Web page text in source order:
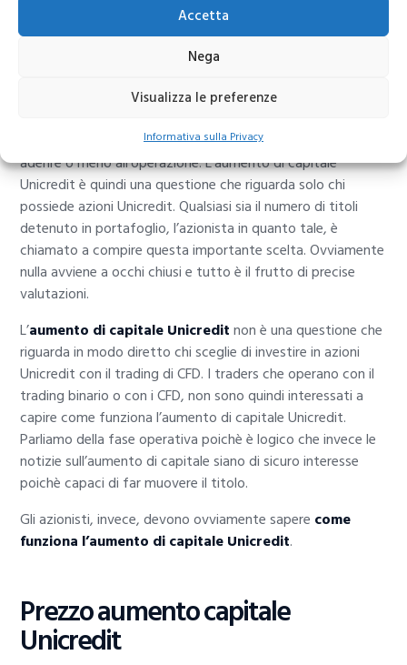
Accetta
Nega
Visualizza le preferenze
Informativa sulla Privacy
, ciascun azionista è lasciato libero di decidere se
aderire o meno all’operazione. L’aumento di capitale
Unicredit è quindi una questione che riguarda solo chi
possiede azioni Unicredit. Qualsiasi sia il numero di titoli
detenuto in portafoglio, l’azionista in quanto tale, è
chiamato a compire questa importante scelta. Ovviamente
nulla avviene a occhi chiusi e tutto è il frutto di precise
valutazioni.
L’aumento di capitale Unicreditnon è una questione che
riguarda in modo diretto chi sceglie di investire in azioni
Unicredit con il trading di CFD. I traders che operano con il
trading binario o con i CFD, non sono quindi interessati a
capire come funziona l’aumento di capitale Unicredit.
Parliamo della fase operativa poichè è logico che invece le
notizie sull’aumento di capitale siano di sicuro interesse
poichè capaci di far muovere il titolo.
Gli azionisti, invece, devono ovviamente sapere come
funziona l’aumento di capitale Unicredit.
Prezzo aumento capitale
Unicredit